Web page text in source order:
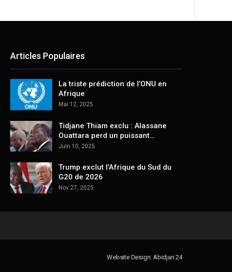
Articles Populaires
La triste prédiction de l’ONU en
Afrique
Mai 12, 2025
Tidjane Thiam exclu : Alassane
Ouattara perd un puissant…
Juin 10, 2025
Trump exclut l’Afrique du Sud du
G20 de 2026
Nov 27, 2025
Website Design: Abidjan 24